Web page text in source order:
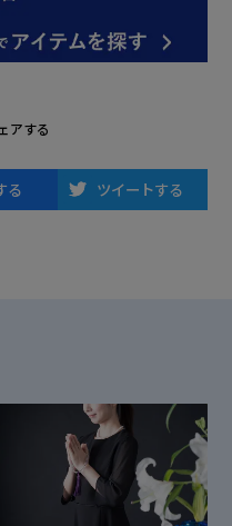
アする
る ツイートする